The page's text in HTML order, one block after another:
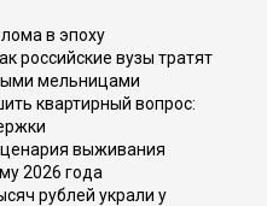
в эпоху
российские вузы тратят
мельницами
квартирный вопрос:
выживания
2026 года
рублей украли у